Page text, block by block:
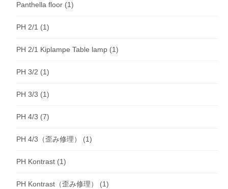
Panthella floor (1)
PH 2/1 (1)
PH 2/1 Kiplampe Table lamp (1)
PH 3/2 (1)
PH 3/3 (1)
PH 4/3 (7)
PH 4/3（歪み修理） (1)
PH Kontrast (1)
PH Kontrast（歪み修理） (1)